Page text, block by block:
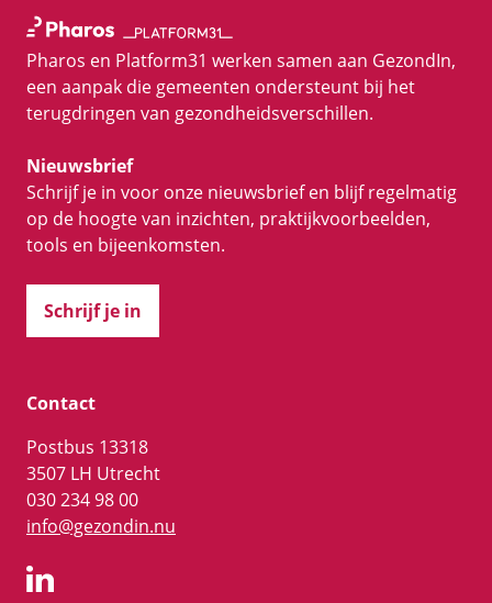
Pharos en Platform31 werken samen aan GezondIn,
een aanpak die gemeenten ondersteunt bij het
terugdringen van gezondheidsverschillen.
Nieuwsbrief
Schrijf je in voor onze nieuwsbrief en blijf regelmatig
op de hoogte van inzichten, praktijkvoorbeelden,
tools en bijeenkomsten.
Schrijf je in
Contact
Postbus 13318
3507 LH Utrecht
030 234 98 00
info@gezondin.nu